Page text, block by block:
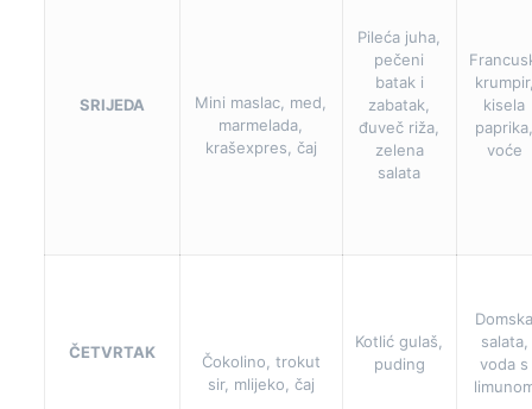
SRIJEDA
Mini maslac, med,
marmelada,
krašexpres, čaj
Pileća juha,
pečeni
batak i
zabatak,
đuveč riža,
zelena
salata
kisela
voće
ČETVRTAK
Čokolino, trokut
sir, mlijeko, čaj
Kotlić gulaš,
puding
salata,
voda s